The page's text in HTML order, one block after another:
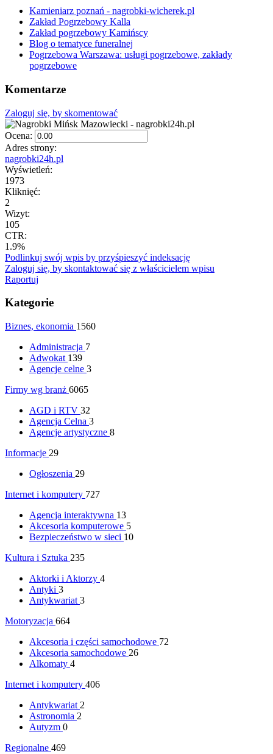
Kamieniarz poznań - nagrobki-wicherek.pl
Zakład Pogrzebowy Kalla
Zakład pogrzebowy Kamińscy
Blog o tematyce funeralnej
Pogrzebowa Warszawa: usługi pogrzebowe, zakłady
pogrzebowe
Komentarze
Zaloguj się, by skomentować
Ocena:
Adres strony:
nagrobki24h.pl
Wyświetleń:
1973
Kliknięć:
2
Wizyt:
105
CTR:
1.9%
Podlinkuj swój wpis by przyśpieszyć indeksację
Zaloguj się, by skontaktować się z właścicielem wpisu
Raportuj
Kategorie
Biznes, ekonomia 1560
Administracja 7
Adwokat 139
Agencje celne 3
Firmy wg branż 6065
AGD i RTV 32
Agencja Celna 3
Agencje artystyczne 8
Informacje 29
Ogłoszenia 29
Internet i komputery 727
Agencja interaktywna 13
Akcesoria komputerowe 5
Bezpieczeństwo w sieci 10
Kultura i Sztuka 235
Aktorki i Aktorzy 4
Antyki 3
Antykwariat 3
Motoryzacja 664
Akcesoria i części samochodowe 72
Akcesoria samochodowe 26
Alkomaty 4
Internet i komputery 406
Antykwariat 2
Astronomia 2
Autyzm 0
Regionalne 469